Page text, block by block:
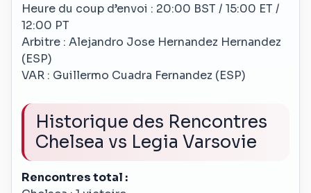
Heure du coup d’envoi : 20:00 BST / 15:00 ET /
12:00 PT
Arbitre : Alejandro Jose Hernandez Hernandez
(ESP)
VAR : Guillermo Cuadra Fernandez (ESP)
Historique des Rencontres
Chelsea vs Legia Varsovie
Rencontres total :